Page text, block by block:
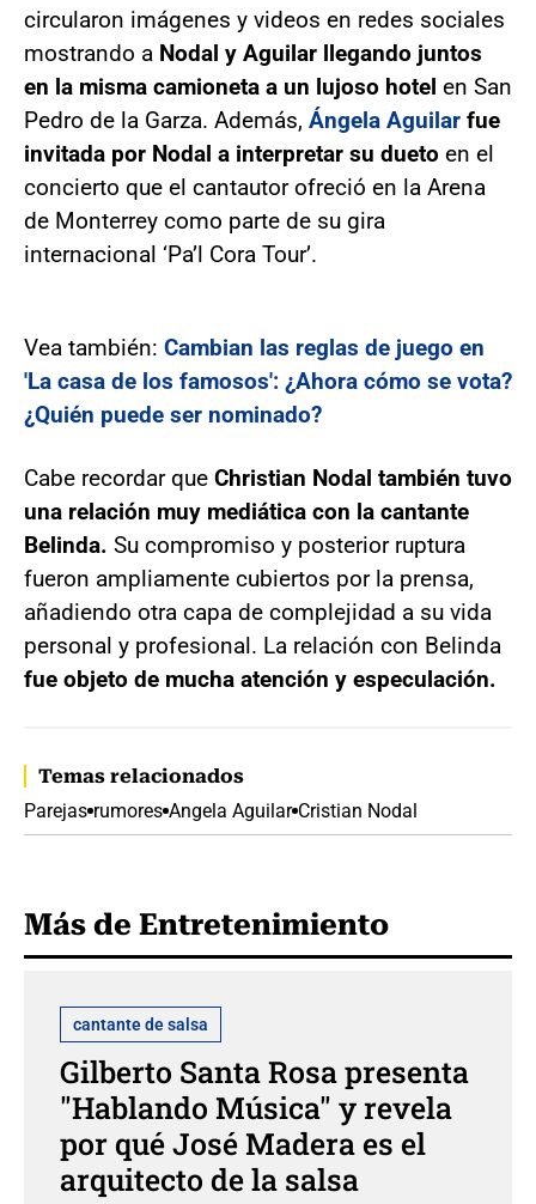
circularon imágenes y videos en redes sociales
mostrando a Nodal y Aguilar llegando juntos
en la misma camioneta a un lujoso hotel en San
Pedro de la Garza. Además, Ángela Aguilar fue
invitada por Nodal a interpretar su dueto en el
concierto que el cantautor ofreció en la Arena
de Monterrey como parte de su gira
internacional ‘Pa’l Cora Tour’.
Vea también: Cambian las reglas de juego en
'La casa de los famosos': ¿Ahora cómo se vota?
¿Quién puede ser nominado?
Cabe recordar que Christian Nodal también tuvo
una relación muy mediática con la cantante
Belinda. Su compromiso y posterior ruptura
fueron ampliamente cubiertos por la prensa,
añadiendo otra capa de complejidad a su vida
personal y profesional. La relación con Belinda
fue objeto de mucha atención y especulación.
Temas relacionados
Parejas rumores Angela Aguilar Cristian Nodal
Más de Entretenimiento
cantante de salsa
Gilberto Santa Rosa presenta
"Hablando Música" y revela
por qué José Madera es el
arquitecto de la salsa